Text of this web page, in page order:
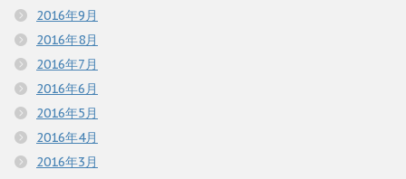
2016年9月
2016年8月
2016年7月
2016年6月
2016年5月
2016年4月
2016年3月